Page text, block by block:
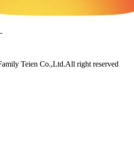
Teien Co.,Ltd.All right reserved